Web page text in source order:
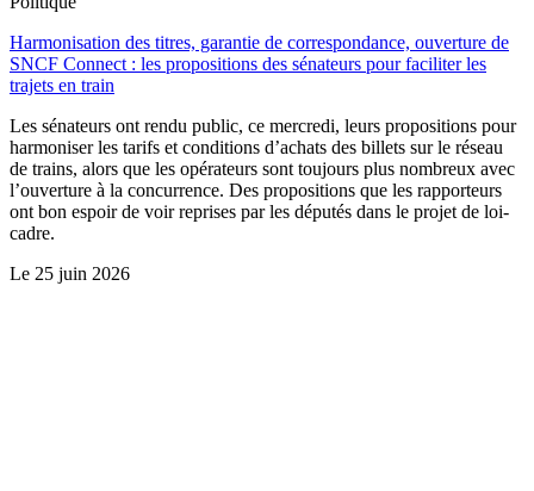
Harmonisation des titres, garantie de correspondance, ouverture de
SNCF Connect : les propositions des sénateurs pour faciliter les
trajets en train
Les sénateurs ont rendu public, ce mercredi, leurs propositions pour
harmoniser les tarifs et conditions d’achats des billets sur le réseau
de trains, alors que les opérateurs sont toujours plus nombreux avec
l’ouverture à la concurrence. Des propositions que les rapporteurs
ont bon espoir de voir reprises par les députés dans le projet de loi-
cadre.
Le 25 juin 2026